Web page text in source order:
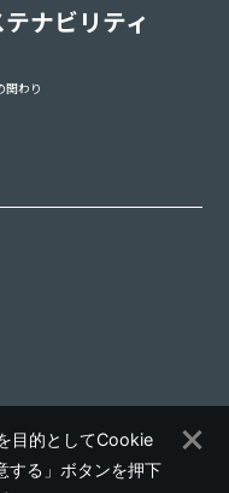
ナビリティ
関わり
目的としてCookie
する」ボタンを押下